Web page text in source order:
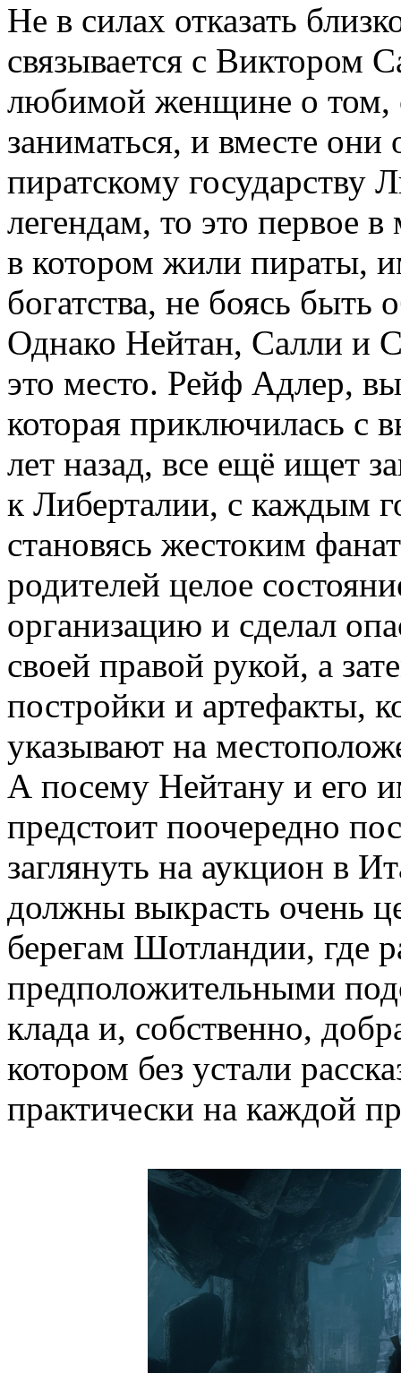
Не в силах отказать
связывается с Виктором
любимой женщине о том,
заниматься, и вместе они
пиратскому государству
легендам, то это первое
в котором жили пираты,
богатства, не боясь
Однако Нейтан, Салли и
это место. Рейф Адлер,
которая приключилась с
лет назад, все ещё ищет
к Либерталии, с каждым
становясь жестоким
родителей целое
организацию и сделал
своей правой рукой, а
постройки и артефакты,
указывают на
А посему Нейтану и его
предстоит поочередно
заглянуть на аукцион в
должны выкрасть очень
берегам Шотландии, где
предположительными
клада и, собственно,
котором без устали
практически на каждой